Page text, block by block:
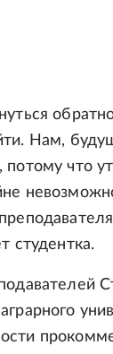
Нам,
что
студентка.